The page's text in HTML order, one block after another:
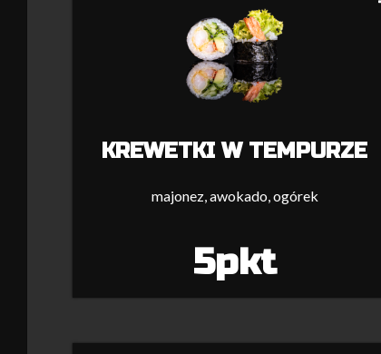
KREWETKI W TEMPURZE
majonez, awokado, ogórek
5pkt